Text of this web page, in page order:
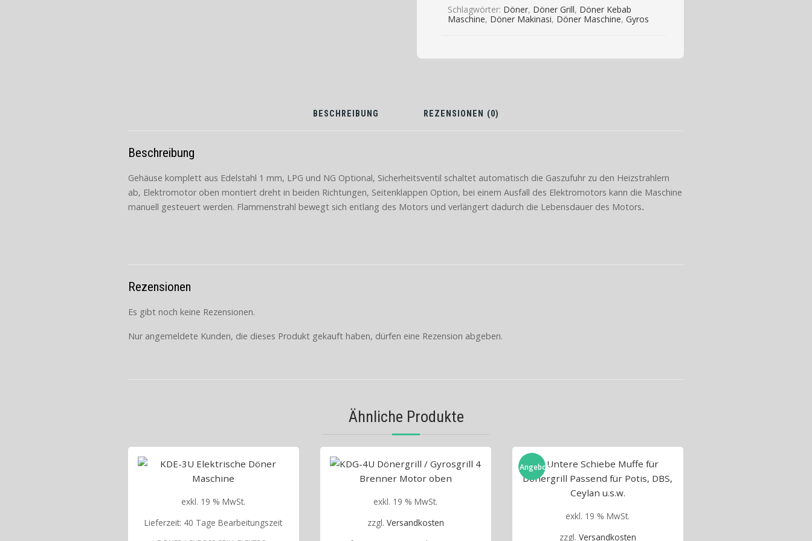
875,00 €
599,00 €.
Schlagwörter: Döner, Döner Grill, Döner Kebab
Maschine, Döner Makinasi, Döner Maschine,Gyros
BESCHREIBUNG REZENSIONEN (0)
Beschreibung
Gehäuse komplett aus Edelstahl 1 mm, LPG und NG Optional, Sicherheitsventil schaltet automatisch die Gaszufuhr zu den Heizstrahlern
ab, Elektromotor oben montiert dreht in beiden Richtungen, Seitenklappen Option, bei einem Ausfall des Elektromotors kann die Maschine
manuell gesteuert werden. Flammenstrahl bewegt sich entlang des Motors und verlängert dadurch die Lebensdauer des Motors.
Rezensionen
Es gibt noch keine Rezensionen.
Nur angemeldete Kunden, die dieses Produkt gekauft haben, dürfen eine Rezension abgeben.
Ähnliche Produkte
exkl. 19 % MwSt.
Lieferzeit: 40 Tage Bearbeitungszeit
exkl. 19 % MwSt.
zzgl. Versandkosten
Angebot!
exkl. 19 % MwSt.
zzgl. Versandkosten